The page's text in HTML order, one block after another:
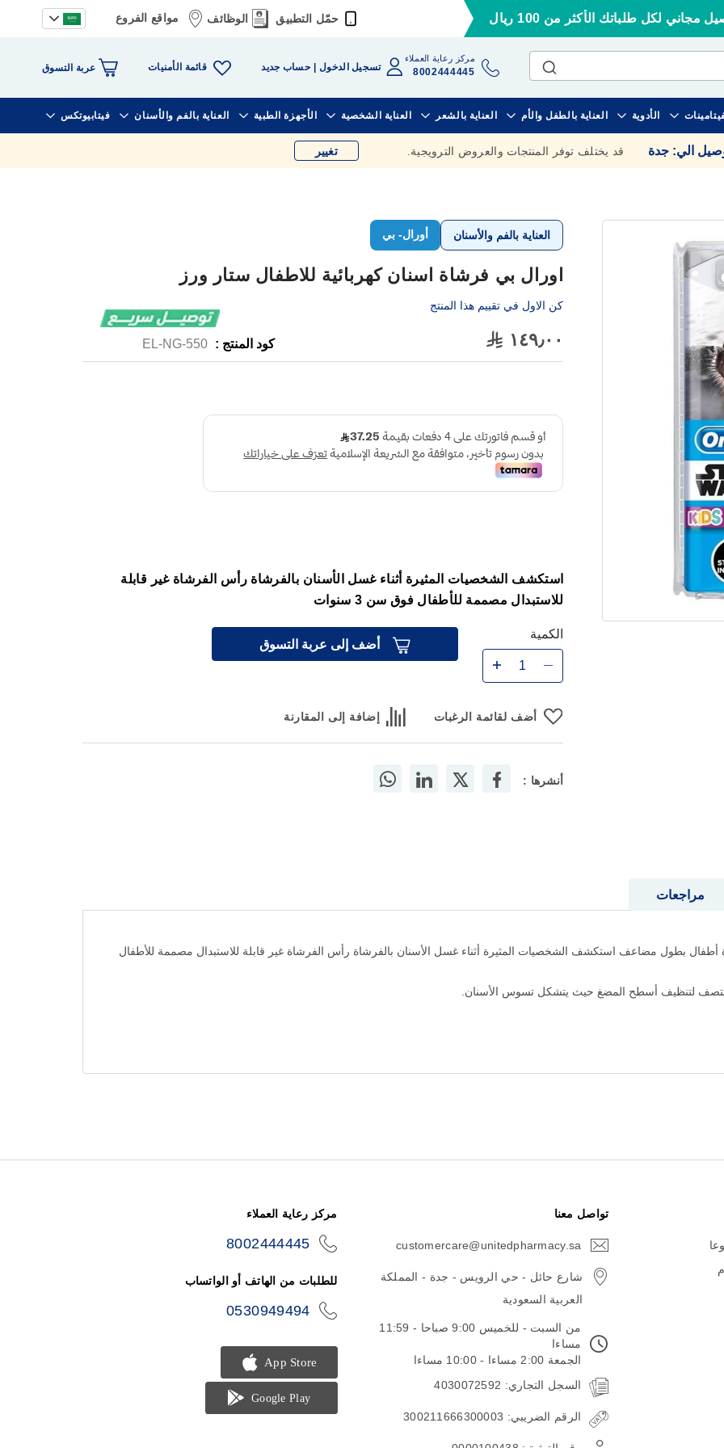
مجاني لكل طلباتك الأكثر من 100 ريال حمّل التطبيق الوظائف مواقع الفروع
مركز رعاية العملاء
8002444445 تسجيل الدخول حساب جديد قائمة الأمنيات عربة التسوق
الأدوية العناية بالطفل والأم العناية بالشعر العناية الشخصية الأجهزة الطبية العناية بالفم والأسنان فيتابيوتكس
الي: جدة قد يختلف توفر المنتجات والعروض الترويجية. تغيير
العناية بالفم والأسنان أورال- بي
اورال بي فرشاة اسنان كهربائية للاطفال ستار ورز
كن الاول في تقييم هذا المنتج
١٤٩٫٠٠ كود المنتج : EL-NG-550
استكشف الشخصيات المثيرة أثناء غسل الأسنان بالفرشاة رأس الفرشاة غير قابلة
للاستبدال مصممة للأطفال فوق سن 3 سنوات
الكمية
أضف إلى عربة التسوق
أضف لقائمة الرغبات إضافة إلى المقارنة
أنشرها :
فرشاة أطفال بطول مضاعف استكشف الشخصيات المثيرة أثناء غسل الأسنان بالفرشاة رأس الفرشاة غير قابلة للاستبدال مصممة للأطفال
لتنظيف أسطح المضغ حيث يتشكل تسوس الأسنان.
مراجعات
تواصل معنا
customercare@unitedpharmacy.sa
شارع حائل - حي الرويس - جدة - المملكة
العربية السعودية
من السبت - للخميس 9:00 صباحا - 11:59
مساءا
الجمعة 2:00 مساءا - 10:00 مساءا
السجل التجاري: 4030072592
الرقم الضريبي: 300211666300003
مركز رعاية العملاء
8002444445
للطلبات من الهاتف أو الواتساب
0530949494